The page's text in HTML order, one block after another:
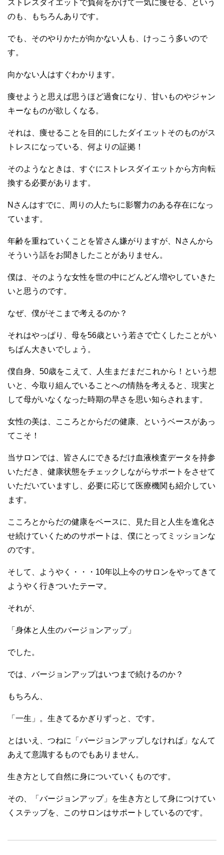
ストレスダイエットで負荷をかけて一気に痩せる、という
のも、もちろんありです。
でも、そのやりかたが向かない人も、けっこう多いので
す。
向かない人はすぐわかります。
痩せようと思えば思うほど過食になり、甘いものやジャン
キーなものが欲しくなる。
それは、痩せることを目的にしたダイエットそのものがス
トレスになっている、何よりの証拠！
そのようなときは、すぐにストレスダイエットから方向転
換する必要があります。
Nさんはすでに、周りの人たちに影響力のある存在になっ
ています。
年齢を重ねていくことを皆さん嫌がりますが、Nさんから
そういう話をお聞きしたことがありません。
僕は、そのような女性を世の中にどんどん増やしていきた
いと思うのです。
なぜ、僕がそこまで考えるのか？
それはやっぱり、母を56歳という若さで亡くしたことがい
ちばん大きいでしょう。
僕自身、50歳をこえて、人生まだまだこれから！という想
いと、今取り組んでいることへの情熱を考えると、現実と
して母がいなくなった時期の早さを思い知らされます。
女性の美は、こころとからだの健康、というベースがあっ
てこそ！
当サロンでは、皆さんにできるだけ血液検査データを持参
いただき、健康状態をチェックしながらサポートをさせて
いただいていますし、必要に応じて医療機関も紹介してい
ます。
こころとからだの健康をベースに、見た目と人生を進化さ
せ続けていくためのサポートは、僕にとってミッションな
のです。
そして、ようやく・・・10年以上今のサロンをやってきて
ようやく行きついたテーマ。
それが、
「身体と人生のバージョンアップ」
でした。
では、バージョンアップはいつまで続けるのか？
もちろん、
「一生」。生きてるかぎりずっと、です。
とはいえ、つねに「バージョンアップしなければ」なんて
あえて意識するものでもありません。
生き方として自然に身についていくものです。
その、「バージョンアップ」を生き方として身につけてい
くステップを、このサロンはサポートしているのです。